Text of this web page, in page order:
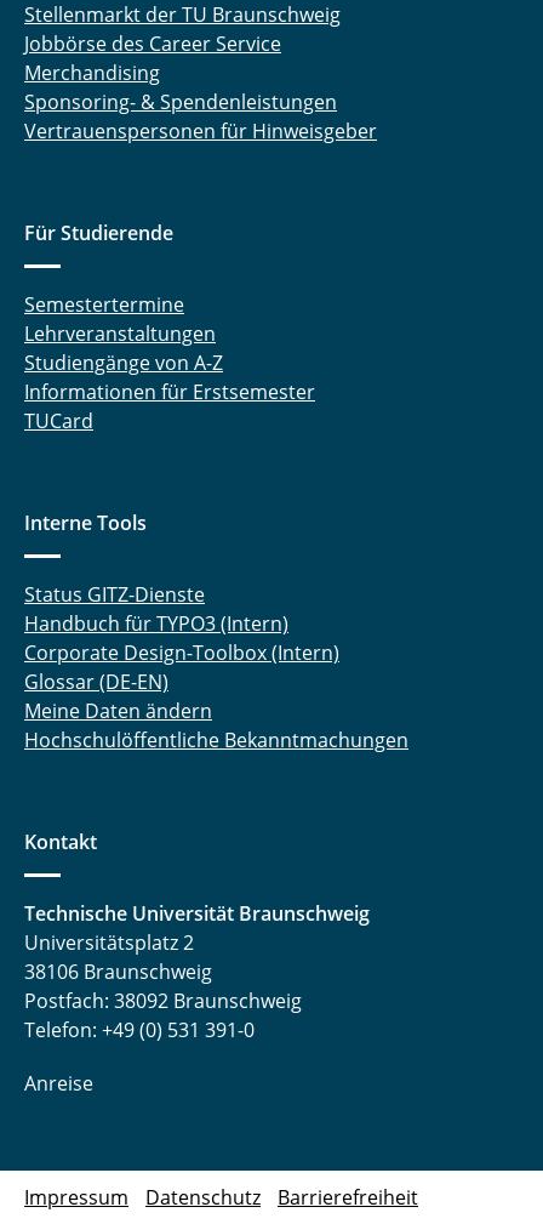
Stellenmarkt der TU Braunschweig
Jobbörse des Career Service
Merchandising
Sponsoring- & Spendenleistungen
Vertrauenspersonen für Hinweisgeber
Für Studierende
Semestertermine
Lehrveranstaltungen
Studiengänge von A-Z
Informationen für Erstsemester
TUCard
Interne Tools
Status GITZ-Dienste
Handbuch für TYPO3 (Intern)
Corporate Design-Toolbox (Intern)
Glossar (DE-EN)
Meine Daten ändern
Hochschulöffentliche Bekanntmachungen
Kontakt
Technische Universität Braunschweig
Universitätsplatz 2
38106 Braunschweig
Postfach: 38092 Braunschweig
Telefon: +49 (0) 531 391-0
Anreise
Impressum Datenschutz Barrierefreiheit